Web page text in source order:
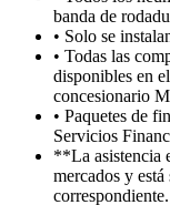
banda de
• Solo se
• Todas las
disponibles en
concesionario
• Paquetes de
Servicios
**La asistencia
mercados y
correspondiente.